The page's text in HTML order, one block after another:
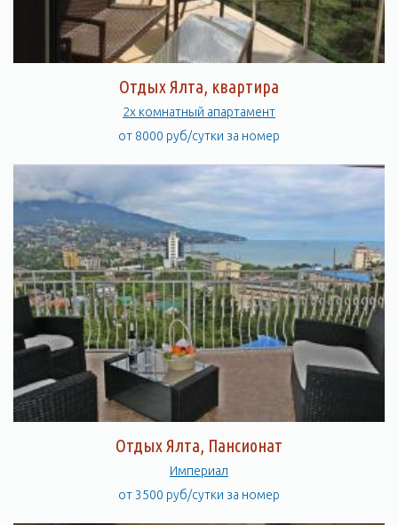
Отдых Ялта, квартира
2х комнатный апартамент
от 8000 руб/сутки за номер
Отдых Ялта, Пансионат
Империал
от 3500 руб/сутки за номер